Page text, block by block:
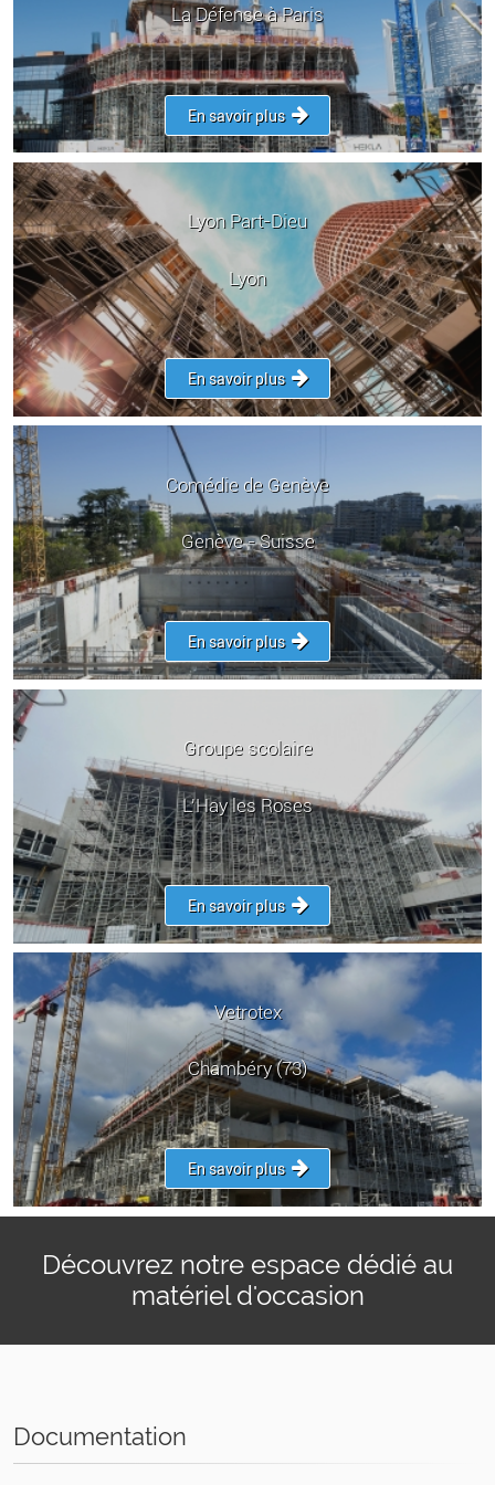
La Défense à Paris
En savoir plus
Lyon Part-Dieu
Lyon
En savoir plus
Comédie de Genève
Genève - Suisse
En savoir plus
Groupe scolaire
L'Hay les Roses
En savoir plus
Vetrotex
Chambéry (73)
En savoir plus
Découvrez notre espace dédié au
matériel d'occasion
Documentation